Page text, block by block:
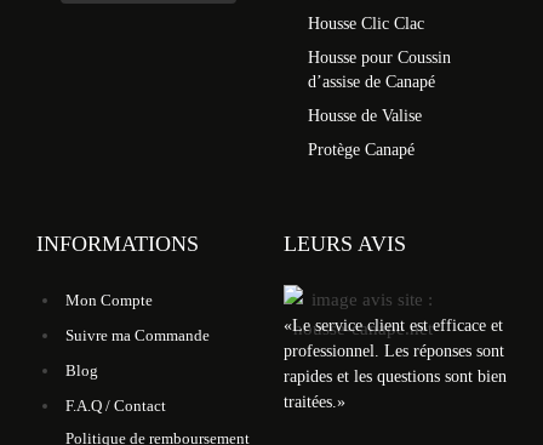
Housse Clic Clac
Housse pour Coussin
d’assise de Canapé
Housse de Valise
Protège Canapé
INFORMATIONS
Mon Compte
Suivre ma Commande
Blog
F.A.Q / Contact
Politique de remboursement
LEURS AVIS
«Le service client est efficace et
professionnel. Les réponses sont
rapides et les questions sont bien
traitées. »